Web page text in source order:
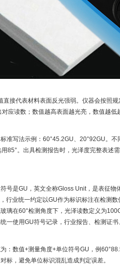
接代表材料表面反光强弱。仪器会按照
应读数；数值越高表面越光亮，数值越
准写法示例：60°45.2GU、20°92GU。
85°。出具检测报告时，光泽度完整表述
号是GU，英文全称Gloss Unit，是表征
行业统一约定以GU作为标识标注在检测
璃在60°检测角度下，光泽读数定义为
一使用GU符号记录，行业报告、检测证
：数值+测量角度+单位符号GU，例
标，避免单位标识混乱造成判定误差。